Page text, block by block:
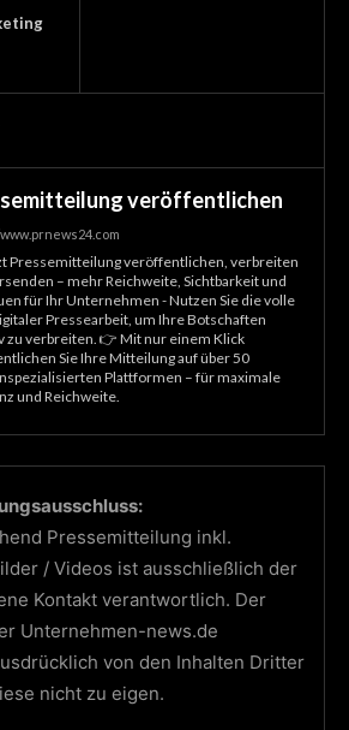
veröffentlichen
Pressemitteilung veröffentlichen, verbreiten
– mehr Reichweite, Sichtbarkeit und
für Ihr Unternehmen - Nutzen Sie die volle
Pressearbeit, um Ihre Botschaften
zu verbreiten. 👉 Mit nur einem Klick
Sie Ihre Mitteilung auf über 50
Plattformen – für maximale
und Reichweite.
Pressemitteilung inkl.
/ Videos ist ausschließlich der
Kontakt verantwortlich. Der
Unternehmen-news.de
von den Inhalten Dritter
nicht zu eigen.